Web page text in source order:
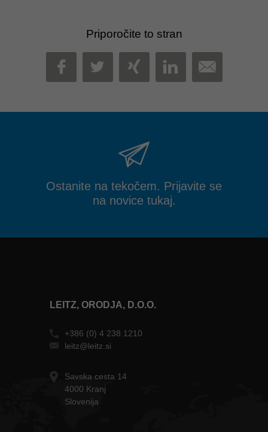
Priporočite to stran
FACEBOOK
TWITTER
XINGLINKEDIN
MAIL
Ostanite na tekočem. Prijavite se
na novice tukaj.
LEITZ, ORODJA, D.O.O.
+386 (0) 4 238 1210
leitz@leitz.si
Savska cesta 14
4000 Kranj
Slovenija